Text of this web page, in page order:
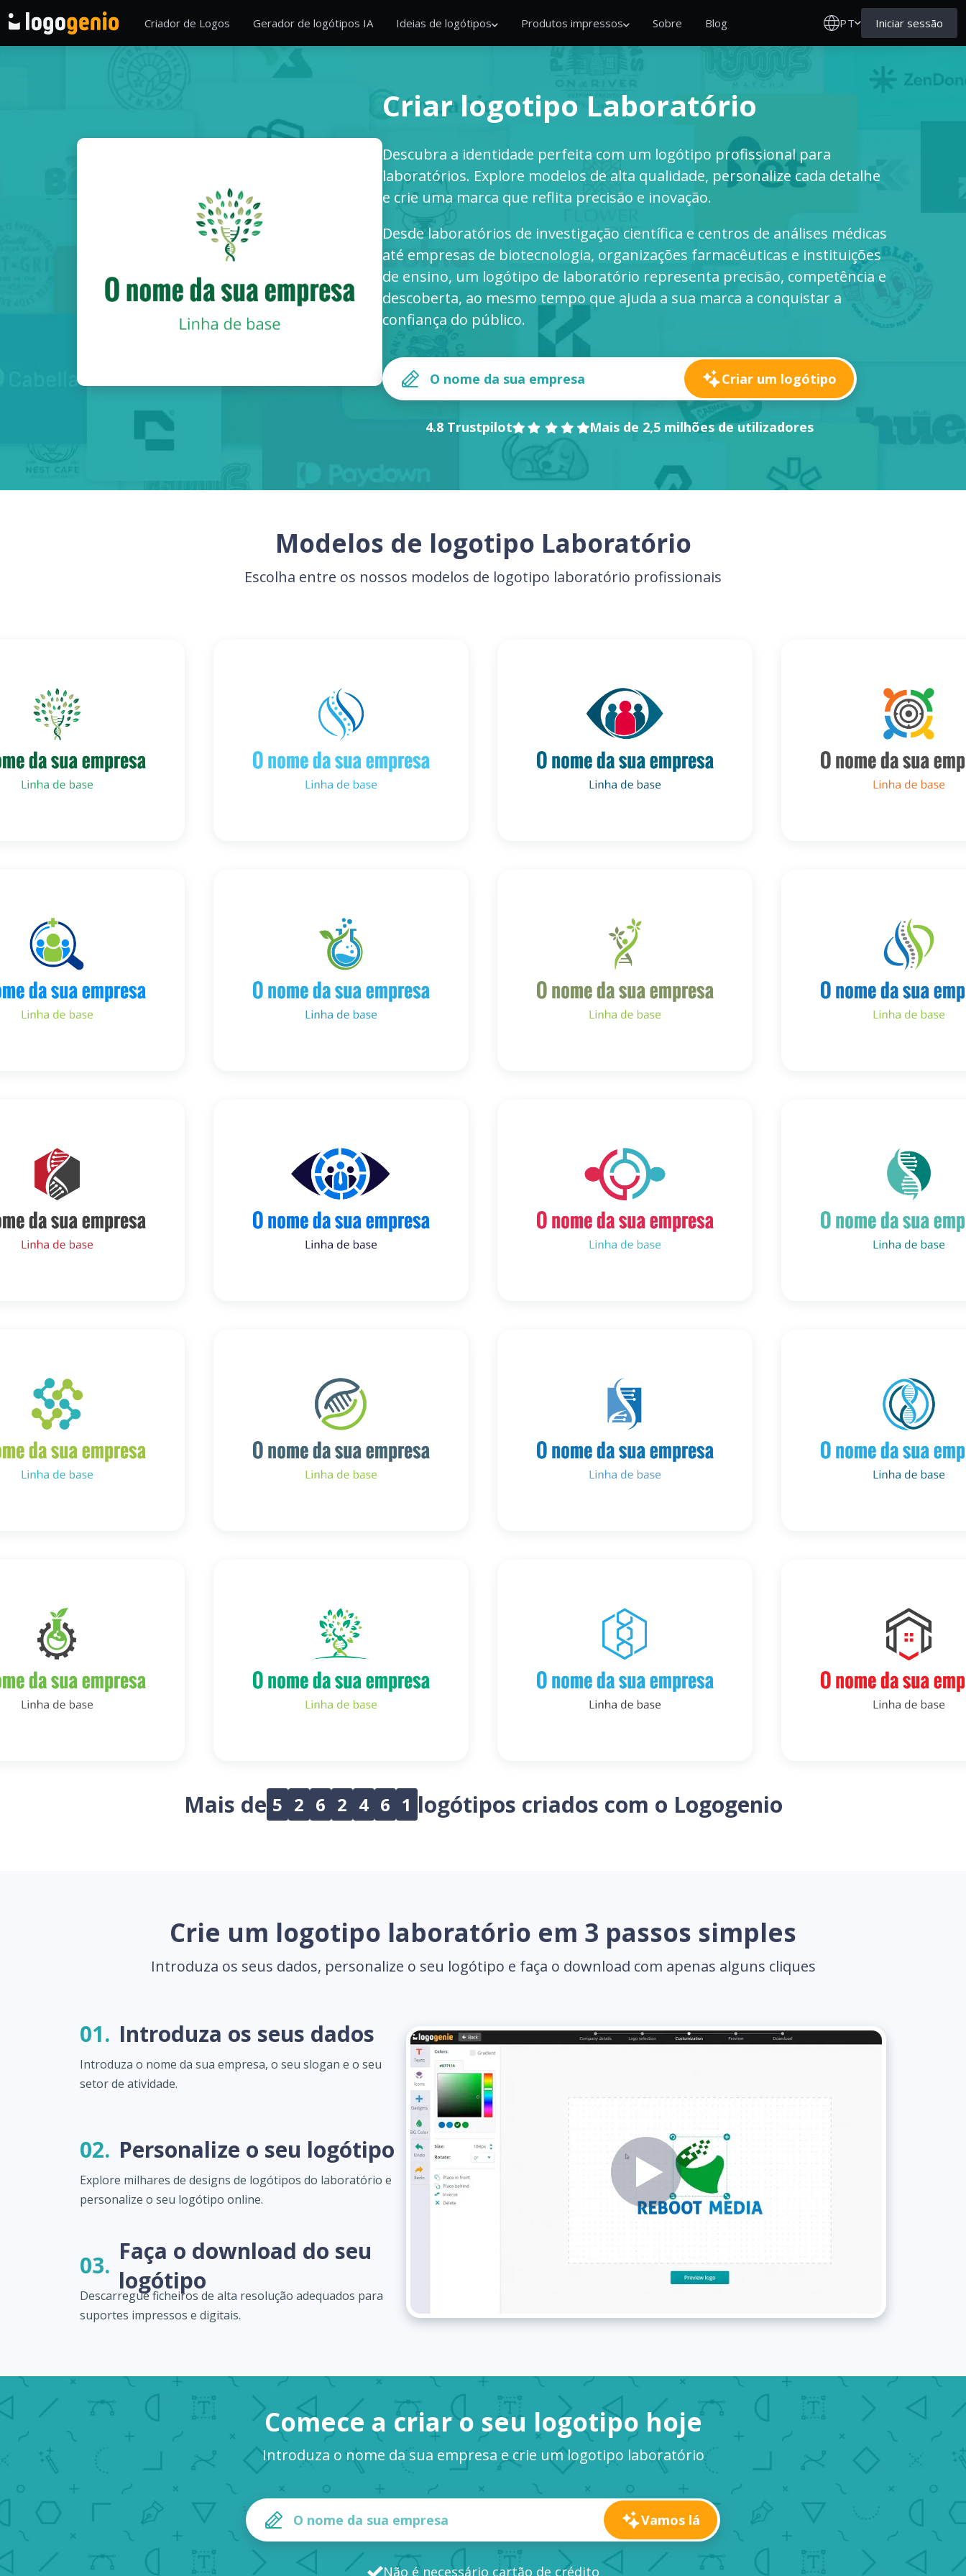
Criador de Logos Gerador de logótipos IA Ideias de logótipos Produtos impressos Sobre Blog PT Iniciar sessão
Criar logotipo Laboratório
Descubra a identidade perfeita com um logótipo profissional para
laboratórios. Explore modelos de alta qualidade, personalize cada detalhe
e crie uma marca que reflita precisão e inovação.
Desde laboratórios de investigação científica e centros de análises médicas
até empresas de biotecnologia, organizações farmacêuticas e instituições
de ensino, um logótipo de laboratório representa precisão, competência e
descoberta, ao mesmo tempo que ajuda a sua marca a conquistar a
confiança do público.
Criar um logótipo
4.8 Trustpilot Mais de 2,5 milhões de utilizadores
Modelos de logotipo Laboratório
Escolha entre os nossos modelos de logotipo laboratório profissionais
Mais de 5 2 6 2 4 6 1 logótipos criados com o Logogenio
Crie um logotipo laboratório em 3 passos simples
Introduza os seus dados, personalize o seu logótipo e faça o download com apenas alguns cliques
01. Introduza os seus dados
Introduza o nome da sua empresa, o seu slogan e o seu
setor de atividade.
02. Personalize o seu logótipo
Explore milhares de designs de logótipos do laboratório e
personalize o seu logótipo online.
03. Faça o download do seu
logótipo
Descarregue ficheiros de alta resolução adequados para
suportes impressos e digitais.
Comece a criar o seu logotipo hoje
Introduza o nome da sua empresa e crie um logotipo laboratório
Vamos lá
Não é necessário cartão de crédito